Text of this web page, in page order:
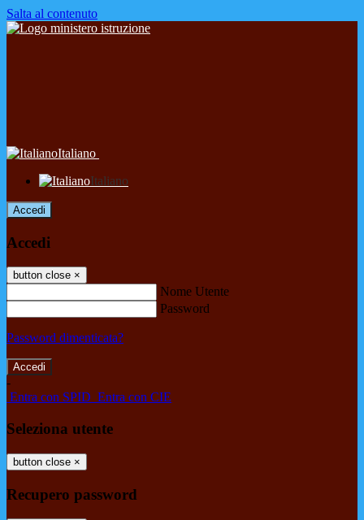
Salta al contenuto
Italiano
Italiano
Accedi
Accedi
button close ×
Nome Utente
Password
Password dimenticata?
-
Entra con SPID Entra con CIE
Seleziona utente
button close ×
Recupero password